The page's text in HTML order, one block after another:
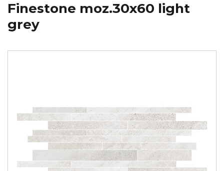
Finestone moz.30x60 light
grey